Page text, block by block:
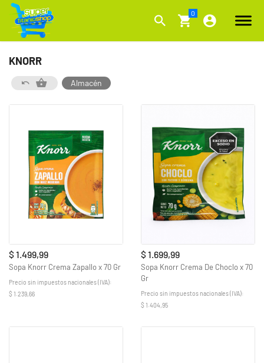
KNORR
Almacén
$ 1.499,99
Sopa Knorr Crema Zapallo x 70 Gr
Precio sin impuestos nacionales (IVA):
$ 1.239,66
$ 1.699,99
Sopa Knorr Crema De Choclo x 70
Gr
Precio sin impuestos nacionales (IVA):
$ 1.404,95